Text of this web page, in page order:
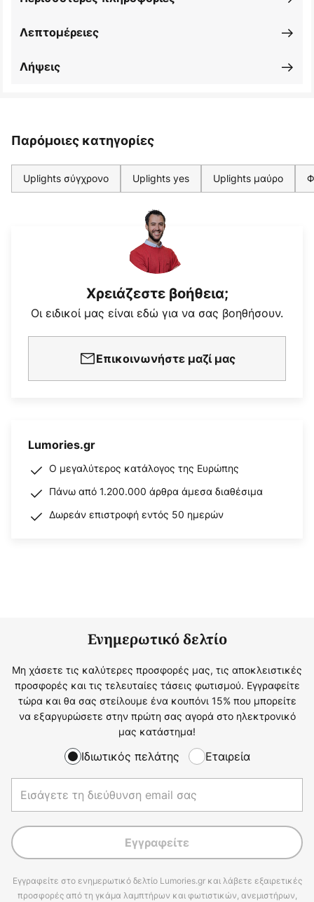
Λεπτομέρειες
Λήψεις
Παρόμοιες κατηγορίες
Uplights σύγχρονο Uplights yes Uplights μαύρο
Χρειάζεστε βοήθεια;
Οι ειδικοί μας είναι εδώ για να σας βοηθήσουν.
Επικοινωνήστε μαζί μας
Lumories.gr
Ο μεγαλύτερος κατάλογος της Ευρώπης
Πάνω από 1.200.000 άρθρα άμεσα διαθέσιμα
Δωρεάν επιστροφή εντός 50 ημερών
Ενημερωτικό δελτίο
Μη χάσετε τις καλύτερες προσφορές μας, τις αποκλειστικές
προσφορές και τις τελευταίες τάσεις φωτισμού. Εγγραφείτε
τώρα και θα σας στείλουμε ένα κουπόνι 15% που μπορείτε
να εξαργυρώσετε στην πρώτη σας αγορά στο ηλεκτρονικό
μας κατάστημα!
Ιδιωτικός πελάτης Εταιρεία
Εγγραφείτε
Εγγραφείτε στο ενημερωτικό δελτίο Lumories.gr και λάβετε εξαιρετικές
προσφορές από τη γκάμα λαμπτήρων και φωτιστικών, ανεμιστήρων,